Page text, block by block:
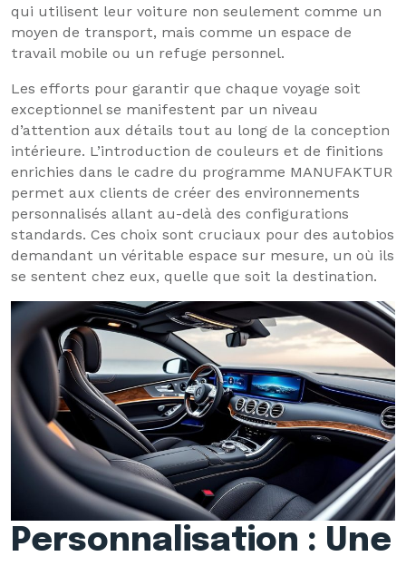
qui utilisent leur voiture non seulement comme un
moyen de transport, mais comme un espace de
travail mobile ou un refuge personnel.
Les efforts pour garantir que chaque voyage soit
exceptionnel se manifestent par un niveau
d’attention aux détails tout au long de la conception
intérieure. L’introduction de couleurs et de finitions
enrichies dans le cadre du programme MANUFAKTUR
permet aux clients de créer des environnements
personnalisés allant au-delà des configurations
standards. Ces choix sont cruciaux pour des autobios
demandant un véritable espace sur mesure, un où ils
se sentent chez eux, quelle que soit la destination.
Personnalisation : Une